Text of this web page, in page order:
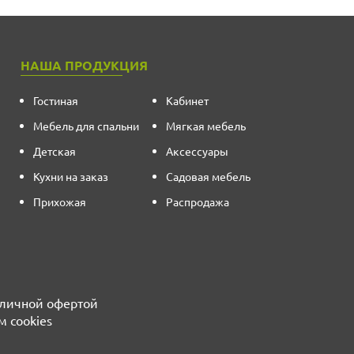
НАША ПРОДУКЦИЯ
Гостиная
Мебель для спальни
Детская
Кухни на заказ
Прихожая
Кабинет
Мягкая мебель
Аксессуары
Садовая мебель
Распродажа
офертой
cookies